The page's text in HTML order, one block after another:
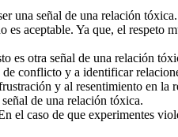
una señal de una relación tóxica.
es aceptable. Ya que, el respeto
es otra señal de una relación
conflicto y a identificar
y al resentimiento en la
de una relación tóxica.
el caso de que experimentes